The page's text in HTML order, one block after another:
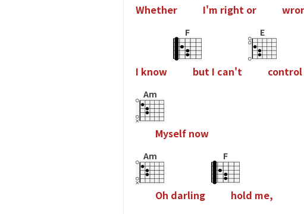
Whether I'm right or wro
I know
F
but I can't
E
control
Am
Myself now
Am
Oh darling
F
hold me,